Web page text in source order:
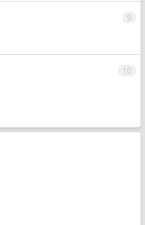
9
10